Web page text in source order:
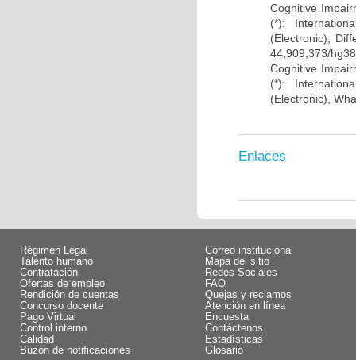
Cognitive
(*):
(Electronic);
44,909,373/
Cognitive
(*):
(Electronic),
Enlaces
Régimen Legal
Talento humano
Contratación
Ofertas de empleo
Rendición de cuentas
Concurso docente
Pago Virtual
Control interno
Calidad
Buzón de notificaciones
Correo institucional
Mapa del sitio
Redes Sociales
FAQ
Quejas y reclamos
Atención en línea
Encuesta
Contáctenos
Estadísticas
Glosario